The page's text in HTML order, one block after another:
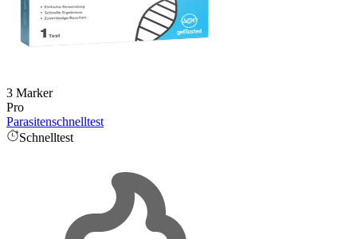
3 Marker
Pro
Parasitenschnelltest
Schnelltest